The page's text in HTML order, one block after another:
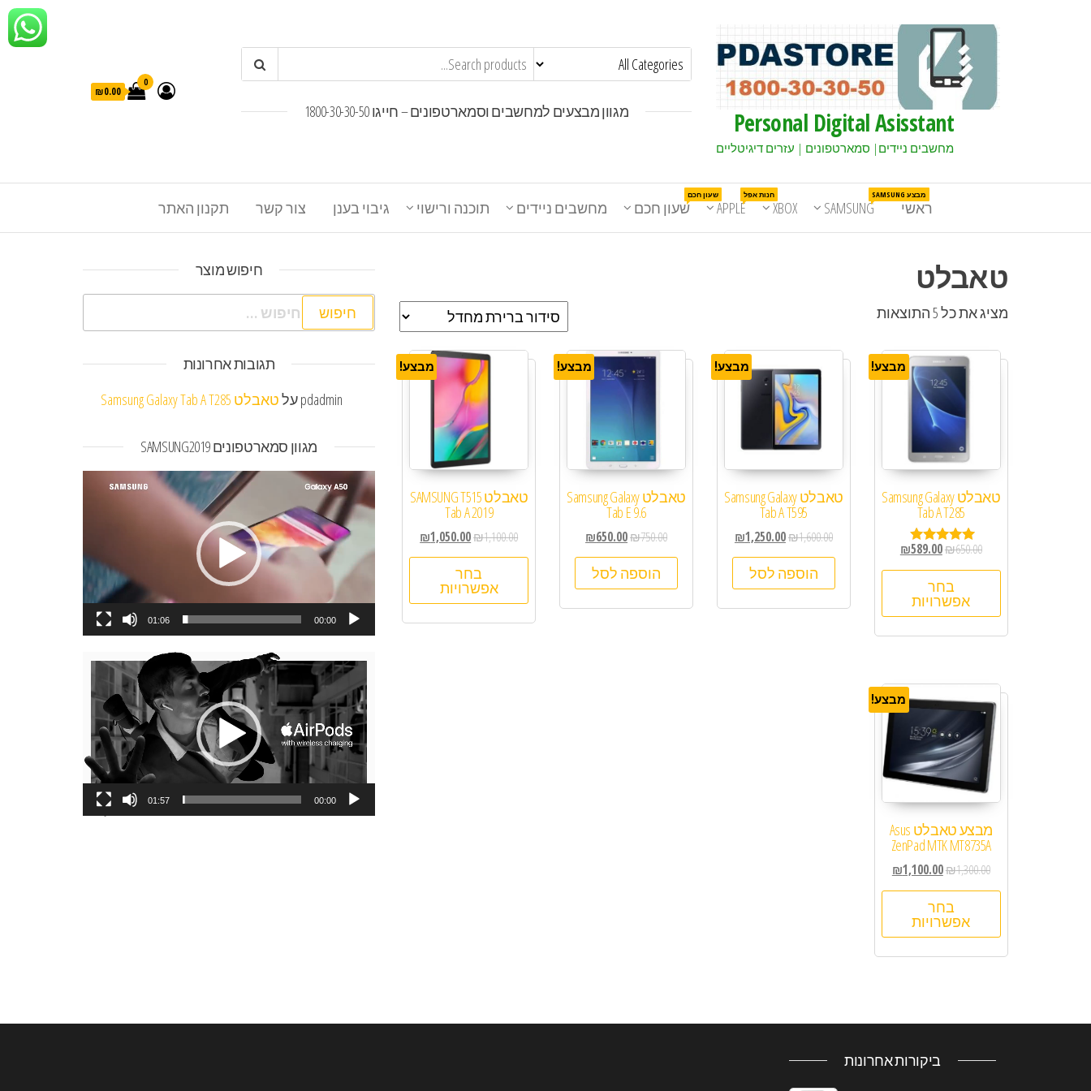
Personal Digital Asisstant
מחשבים ניידים| סמארטפונים | עזרים דיגיטליים
מגוון מבצעים למחשבים וסמארטפונים – חייגו 1800-30-30-50
0
₪0.00
ראשי SAMSUNG
מבצע SAMSUNG
XBOX
APPLE
חנות אפל
שעון חכם
שעון חכם
מחשבים ניידים תוכנה ורישוי גיבוי בענן צור קשר תקנון האתר
טאבלט
מציג את כל 5 התוצאות
מבצע!
טאבלט Samsung Galaxy
Tab A T285
דורג₪650.00
₪589.00
בחר
אפשרויות
מבצע!
טאבלט Samsung Galaxy
Tab A T595
₪1,600.00
₪1,250.00
הוספה לסל
מבצע!
טאבלט Samsung Galaxy
Tab E 9.6
₪750.00
₪650.00
הוספה לסל
מבצע!
טאבלט SAMSUNG T515
Tab A 2019
₪1,100.00
₪1,050.00
בחר
אפשרויות
מבצע!
מבצע טאבלט Asus
ZenPad MTK MT8735A
₪1,300.00
₪1,100.00
בחר
אפשרויות
חיפוש מוצר
חיפוש:
תגובות אחרונות
pdadminעלטאבלט Samsung Galaxy Tab A T285
מגוון סמארטפונים SAMSUNG2019
נגן
וידאו
00:00
01:06
נגן
וידאו
00:00
01:57
ביקורות אחרונות